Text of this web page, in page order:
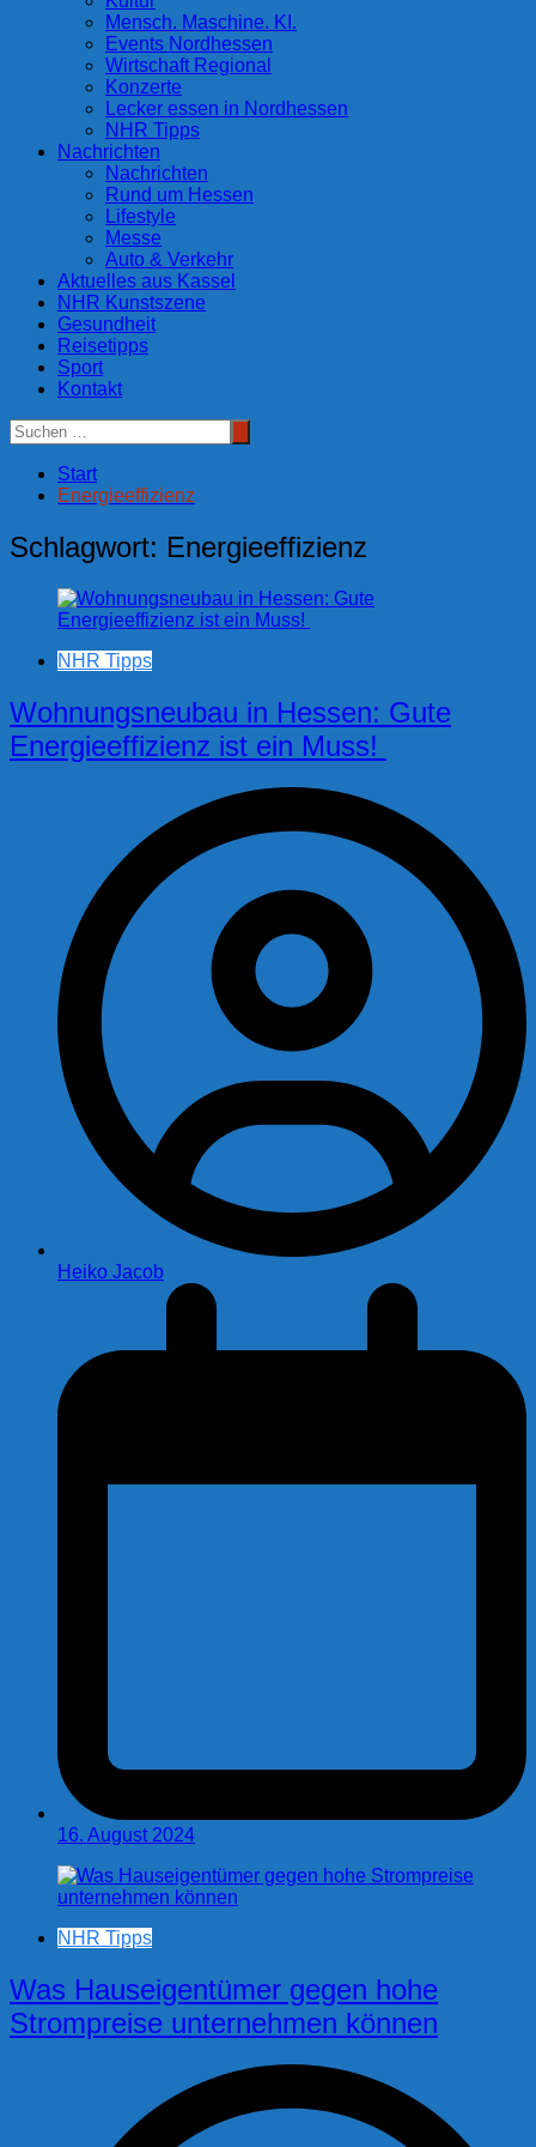
Mensch. Maschine. KI.
Events Nordhessen
Wirtschaft Regional
Konzerte
Lecker essen in Nordhessen
NHR Tipps
Nachrichten
Nachrichten
Rund um Hessen
Lifestyle
Messe
Auto & Verkehr
Aktuelles aus Kassel
NHR Kunstszene
Gesundheit
Reisetipps
Sport
Kontakt
Start
Energieeffizienz
Schlagwort: Energieeffizienz
NHR Tipps
Wohnungsneubau in Hessen: Gute
Energieeffizienz ist ein Muss!
Heiko Jacob
16. August 2024
NHR Tipps
Was Hauseigentümer gegen hohe
Strompreise unternehmen können